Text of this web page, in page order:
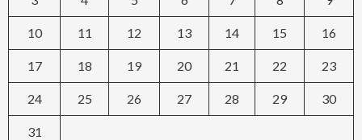
10 11 12 13 14 15 16
17 18 19 20 21 22 23
24 25 26 27 28 29 30
31